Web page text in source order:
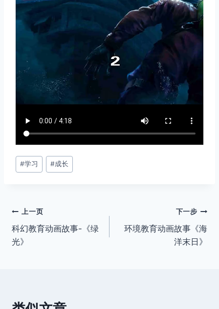
文
章
#学习 #成长
文
章
上一页
科幻教育动画故事-《绿
光》
下一步
环境教育动画故事《海
洋末日》